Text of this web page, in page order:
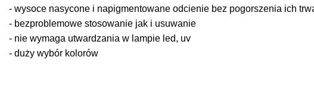
- wysoce nasycone i napigmentowane odcienie bez pogorszenia ich
- bezproblemowe stosowanie jak i usuwanie
- nie wymaga utwardzania w lampie led, uv
- duży wybór kolorów